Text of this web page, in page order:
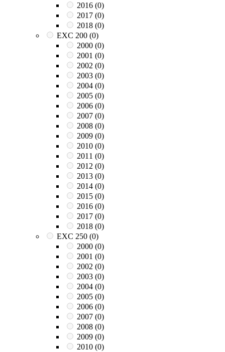
2016 (0)
2017 (0)
2018 (0)
EXC 200 (0)
2000 (0)
2001 (0)
2002 (0)
2003 (0)
2004 (0)
2005 (0)
2006 (0)
2007 (0)
2008 (0)
2009 (0)
2010 (0)
2011 (0)
2012 (0)
2013 (0)
2014 (0)
2015 (0)
2016 (0)
2017 (0)
2018 (0)
EXC 250 (0)
2000 (0)
2001 (0)
2002 (0)
2003 (0)
2004 (0)
2005 (0)
2006 (0)
2007 (0)
2008 (0)
2009 (0)
2010 (0)